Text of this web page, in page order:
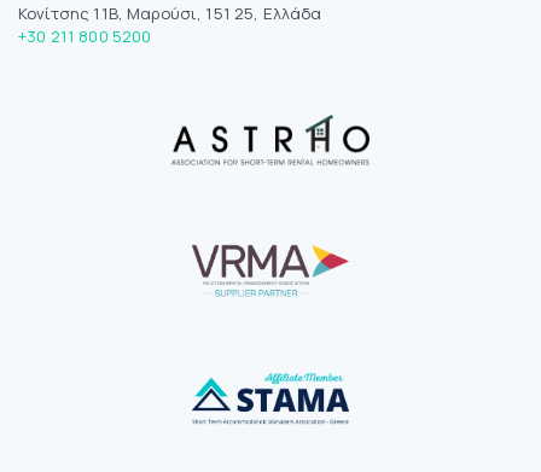
Κονίτσης 11Β, Μαρούσι, 151 25, Ελλάδα
+30 211 800 5200